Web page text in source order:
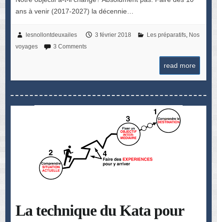
ans à venir (2017-2027) la décennie…
lesnollontdeuxailes 3 février 2018 Les préparatifs, Nos
voyages
3 Comments
read more
La technique du Kata pour